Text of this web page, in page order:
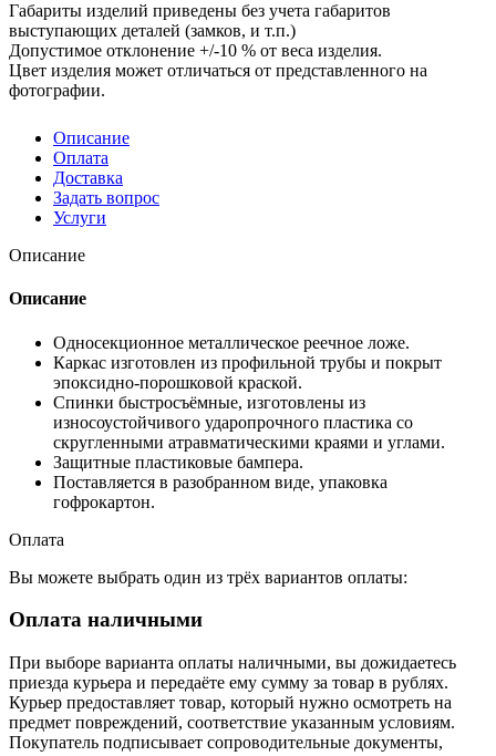
Габариты изделий приведены без учета габаритов
выступающих деталей (замков, и т.п.)
Допустимое отклонение +/-10 % от веса изделия.
Цвет изделия может отличаться от представленного на
фотографии.
Описание
Оплата
Доставка
Задать вопрос
Услуги
Описание
Описание
Односекционное металлическое реечное ложе.
Каркас изготовлен из профильной трубы и покрыт
эпоксидно-порошковой краской.
Спинки быстросъёмные, изготовлены из
износоустойчивого ударопрочного пластика со
скругленными атравматическими краями и углами.
Защитные пластиковые бампера.
Поставляется в разобранном виде, упаковка
гофрокартон.
Оплата
Вы можете выбрать один из трёх вариантов оплаты:
Оплата наличными
При выборе варианта оплаты наличными, вы дожидаетесь
приезда курьера и передаёте ему сумму за товар в рублях.
Курьер предоставляет товар, который нужно осмотреть на
предмет повреждений, соответствие указанным условиям.
Покупатель подписывает сопроводительные документы,